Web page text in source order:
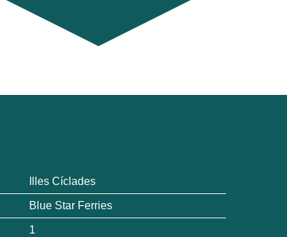
Illes Cíclades
Blue Star Ferries
1